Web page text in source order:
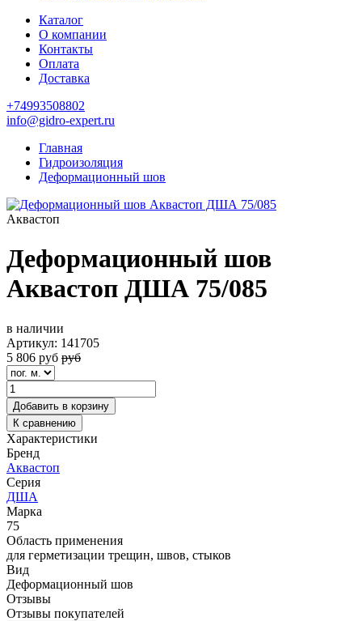
Каталог
О компании
Контакты
Оплата
Доставка
+74993508802
info@gidro-expert.ru
Главная
Гидроизоляция
Деформационный шов
Аквастоп
Деформационный шов
Аквастоп ДША 75/085
в наличии
Артикул: 141705
5 806 руб руб
Добавить в корзину
К сравнению
Характеристики
Бренд
Аквастоп
Серия
ДША
Марка
75
Область применения
для герметизации трещин, швов, стыков
Вид
Деформационный шов
Отзывы
Отзывы покупателей